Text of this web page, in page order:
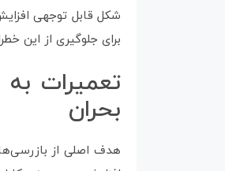
شکل قابل توجهی
برای جلوگیری از این
تعمیرات
بحران
هدف اصلی از